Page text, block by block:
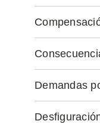
Demandas